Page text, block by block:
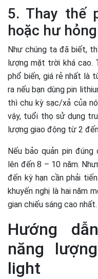
5. Thay thế
hoặc hư hỏng
Như chúng ta đã biết,
lượng mặt trời khá cao.
phổ biến, giá rẻ nhất là
ra nếu bạn dùng pin
thì chu kỳ sạc/xả của
vậy, tuổi thọ sử dụng
lượng giao động từ 2
Nếu bảo quản pin
lên đến 8 – 10 năm.
đến kỳ hạn cần phải
khuyến nghị là hai năm
gian chiếu sáng cao nhất.
Hướng
năng
light